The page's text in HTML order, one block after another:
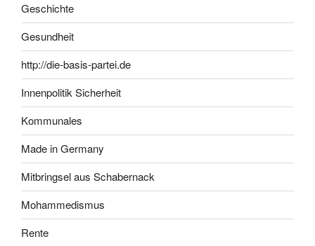
Geschichte
Gesundheit
http://die-basis-partei.de
Innenpolitik Sicherheit
Kommunales
Made in Germany
Mitbringsel aus Schabernack
Mohammedismus
Rente